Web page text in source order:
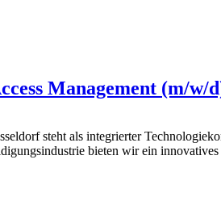
Management (m/w/
steht als integrierter
bieten wir ein